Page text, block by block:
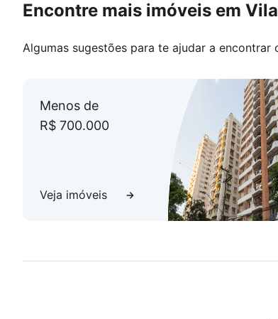
Encontre mais imóveis em
Algumas sugestões para te ajudar a encontrar
Menos de
R$ 700.000
Veja imóveis